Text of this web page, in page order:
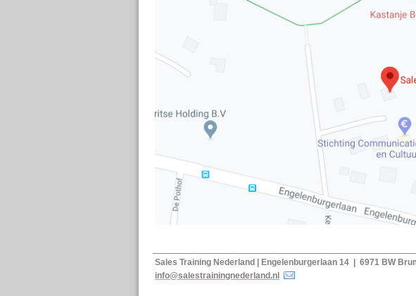
Sales Training Nederland | Engelenburgerlaan 14 | 6971
info@salestrainingnederland.nl